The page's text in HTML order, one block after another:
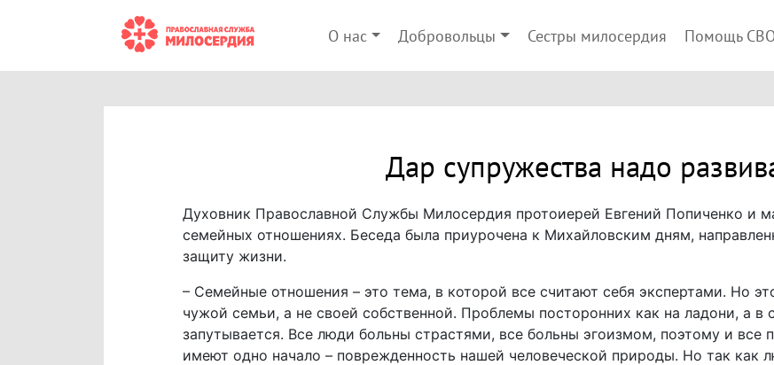
О нас Добровольцы Сестры милосердия Помощь
Дар супружества надо
Духовник Православной Службы Милосердия протоиерей Евгений Попиченко и
семейных отношениях. Беседа была приурочена к Михайловским дням,
защиту жизни.
– Семейные отношения – это тема, в которой все считают себя экспертами. Но
чужой семьи, а не своей собственной. Проблемы посторонних как на ладони, а в
запутывается. Все люди больны страстями, все больны эгоизмом, поэтому и все
имеют одно начало – поврежденность нашей человеческой природы. Но так как